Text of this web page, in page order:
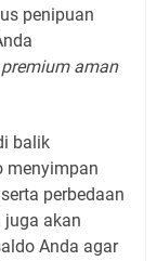
penipuan
aman
balik
menyimpan
perbedaan
juga akan
Anda agar